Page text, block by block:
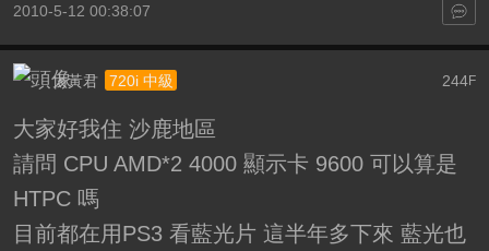
2010-5-12 00:38:07
244F
太黃君 720i 中級
大家好我住 沙鹿地區
請問 CPU AMD*2 4000 顯示卡 9600 可以算是
HTPC 嗎
目前都在用PS3 看藍光片 這半年多下來 藍光也